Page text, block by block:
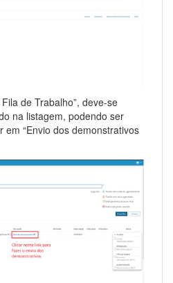
de Trabalho”, deve-se
na listagem, podendo ser
em “Envio dos demonstrativos